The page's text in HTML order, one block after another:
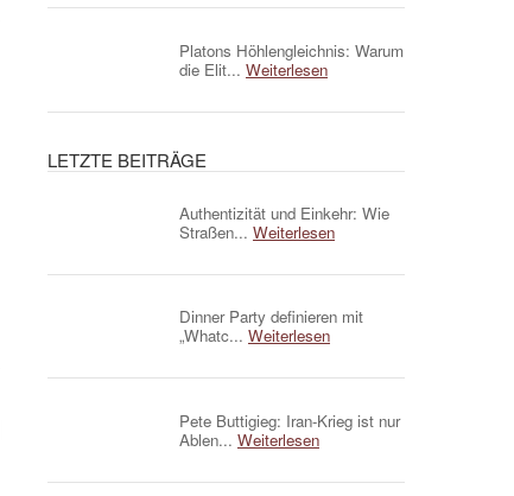
Platons Höhlengleichnis: Warum
die Elit... Weiterlesen
LETZTE BEITRÄGE
Authentizität und Einkehr: Wie
Straßen... Weiterlesen
Dinner Party definieren mit
„Whatc... Weiterlesen
Pete Buttigieg: Iran-Krieg ist nur
Ablen... Weiterlesen